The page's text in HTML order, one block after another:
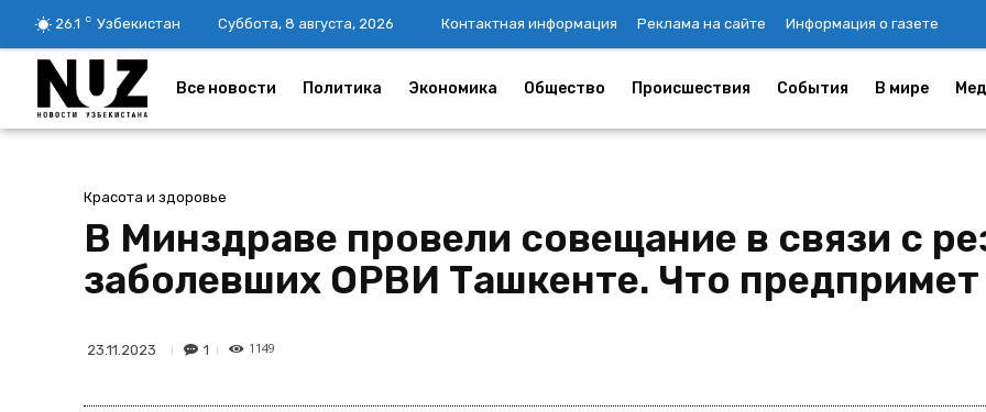
26.1 C Узбекистан Суббота, 8 августа, 2026 Контактная информация Реклама на сайте Информация о газете
Все новости Политика Экономика Общество Происшествия События В мире
Красота и здоровье
В Минздраве провели совещание в связи с
заболевших ОРВИ Ташкенте. Что
23.11.2023 1 1149